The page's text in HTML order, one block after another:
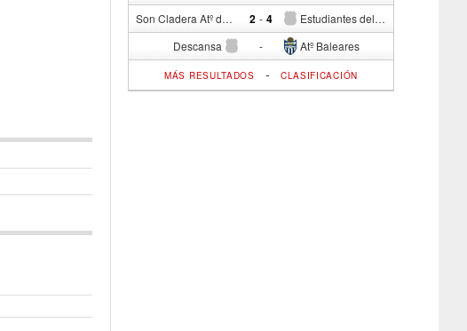
Son Cladera Atº del S.c. 2 - Estudiantes del Cide
4
Descansa - Atº Baleares
MÁS RESULTADOS - CLASIFICACIÓN